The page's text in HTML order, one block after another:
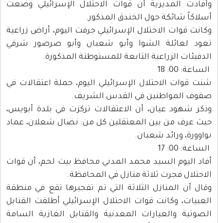
وأفادت المديرية أن قوات الاحتلال الإسرائيلي وضعت
أسلاكاً شائكة حول الخندق المذكور.
وكانت قوات الاختلال الإسرائيلي جرفت اليوم، أراض زراعية
تعود لعائلة الشوا وأبو شعبان وأبو صرصور شرقي
الدفيئات الزراعية التابعة للمستوطنة المذكورة.
الساعة: 00: 18
شنت قوات الاحتلال الإسرائيلي اليوم، حملة اعتقالات في
صفوف المواطنين في القدس الشريف.
وذكر شهود عيان، أن الاعتقالات تركزت في بلدة أبويس،
حيث عرف من بين المعتقلين كل من: نضال شعلان، عماد
نواوورة، ورائد شعبان.
الساعة: 00: 17
أفاد اليوم السيد محمد المدني محافظ بيت لحم، أن قوات
الاحتلال فجرت ثلاثة منازل في المحافظة.
وقال أن المنازل الثلاثة التي تم تفجيرها تقع في منطقة
العبيات، وكانت قوات الاحتلال الإسرائيلي أطلقت القنابل
الصوتية والعيارات المعدنية والقنابل الغازية السامة